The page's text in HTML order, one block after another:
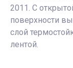
2011. С
поверхности
слой
лентой.